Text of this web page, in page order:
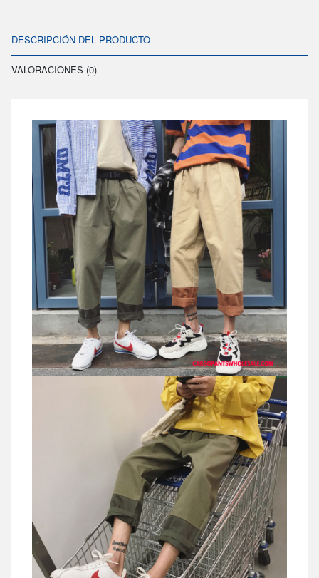
DESCRIPCIÓN DEL PRODUCTO
VALORACIONES (0)